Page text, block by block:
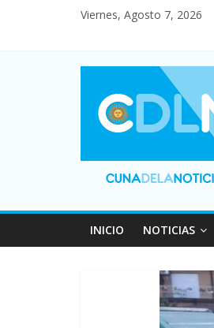
Viernes, Agosto 7, 2026
INICIO NOTICIAS